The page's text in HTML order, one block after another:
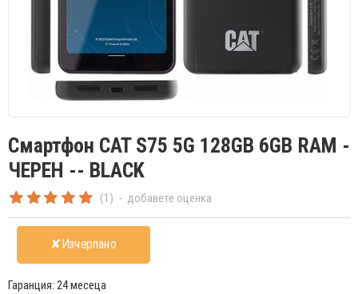
Смартфон CAT S75 5G 128GB 6GB RAM -
ЧЕРЕН -- BLACK
(1) - добавете оценка
✘Изчерпано
Гаранция: 24 месеца